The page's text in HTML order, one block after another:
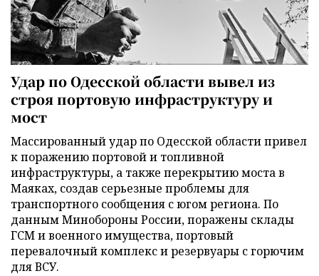
Удар по Одесской области вывел из
строя портовую инфраструктуру и
мост
Массированный удар по Одесской области привел
к поражению портовой и топливной
инфраструктуры, а также перекрытию моста в
Маяках, создав серьезные проблемы для
транспортного сообщения с югом региона. По
данным Минобороны России, поражены склады
ГСМ и военного имущества, портовый
перевалочный комплекс и резервуары с горючим
для ВСУ.